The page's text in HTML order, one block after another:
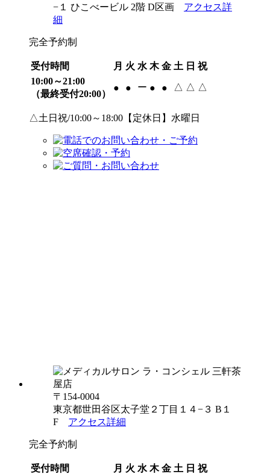
−１ ひこべービル 2階 D区画 アクセス詳
細
完全予約制
受付時間 月 火 水 木 金 土 日 祝
10:00～21:00
（最終受付20:00）
● ● ー ● ● △ △ △
△土日祝/10:00～18:00【定休日】水曜日
〒154-0004
東京都世田谷区太子堂２丁目１４−３ B１
F アクセス詳細
完全予約制
受付時間 月 火 水 木 金 土 日 祝